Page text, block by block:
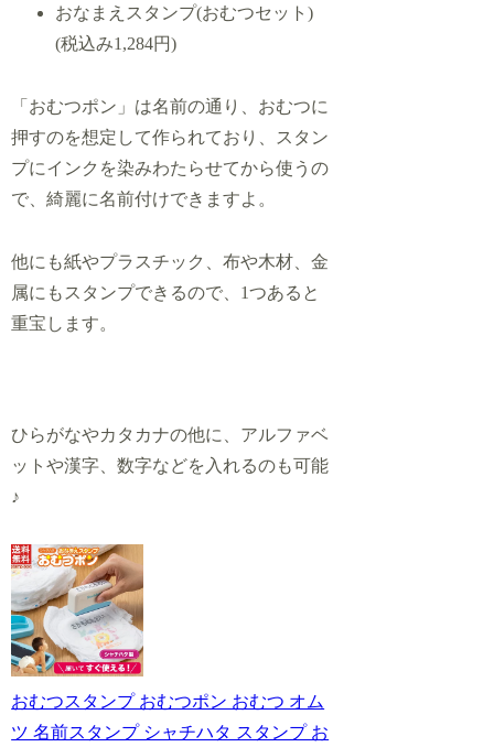
おなまえスタンプ(おむつセット)
(税込み1,284円)
「おむつポン」は名前の通り、おむつに
押すのを想定して作られており、スタン
プにインクを染みわたらせてから使うの
で、綺麗に名前付けできますよ。
他にも紙やプラスチック、布や木材、金
属にもスタンプできるので、1つあると
重宝します。
ひらがなやカタカナの他に、アルファベ
ットや漢字、数字などを入れるのも可能
♪
おむつスタンプ おむつポン おむつ オム
ツ 名前スタンプ シャチハタ スタンプ お